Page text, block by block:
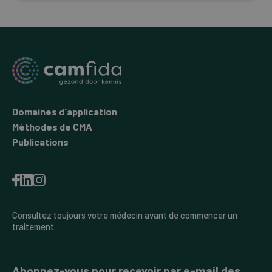
Domaines d'application
Méthodes de CMA
Publications
Consultez toujours votre médecin avant de commencer un
traitement.